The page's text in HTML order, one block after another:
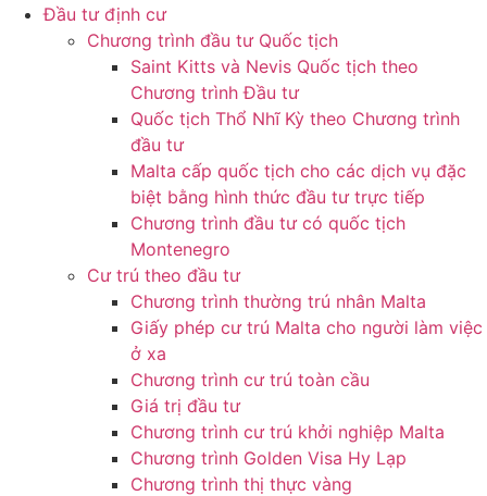
Đầu tư định cư
Chương trình đầu tư Quốc tịch
Saint Kitts và Nevis Quốc tịch theo
Chương trình Đầu tư
Quốc tịch Thổ Nhĩ Kỳ theo Chương trình
đầu tư
Malta cấp quốc tịch cho các dịch vụ đặc
biệt bằng hình thức đầu tư trực tiếp
Chương trình đầu tư có quốc tịch
Montenegro
Cư trú theo đầu tư
Chương trình thường trú nhân Malta
Giấy phép cư trú Malta cho người làm việc
ở xa
Chương trình cư trú toàn cầu
Giá trị đầu tư
Chương trình cư trú khởi nghiệp Malta
Chương trình Golden Visa Hy Lạp
Chương trình thị thực vàng